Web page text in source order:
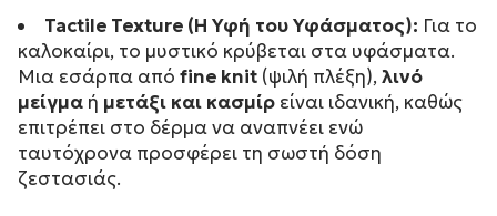
Tactile Texture (Η Υφή του Υφάσματος): Για το
καλοκαίρι, το μυστικό κρύβεται στα υφάσματα.
Μια εσάρπα από fine knit (ψιλή πλέξη), λινό
μείγμα ή μετάξι και κασμίρ είναι ιδανική, καθώς
επιτρέπει στο δέρμα να αναπνέει ενώ
ταυτόχρονα προσφέρει τη σωστή δόση
ζεστασιάς.